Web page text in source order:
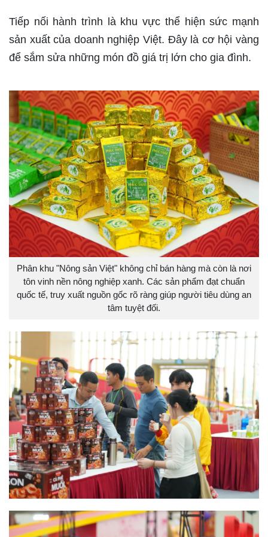
Tiếp nối hành trình là khu vực thể hiện sức mạnh
sản xuất của doanh nghiệp Việt. Đây là cơ hội vàng
để sắm sửa những món đồ giá trị lớn cho gia đình.
Phân khu "Nông sản Việt" không chỉ bán hàng mà còn là nơi
tôn vinh nền nông nghiệp xanh. Các sản phẩm đạt chuẩn
quốc tế, truy xuất nguồn gốc rõ ràng giúp người tiêu dùng an
tâm tuyệt đối.